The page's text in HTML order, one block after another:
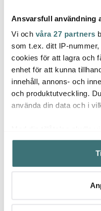
Ansvarsfull användning
Vi och våra 27 partners
som t.ex. ditt IP-
cookies för att lagra och
enhet för att kunna
innehåll, annons- och
och produktutveckling.
använda din data och i
Samla in information
kan ha en
Identifiera din enhet
Ta reda på mer om hur
Villeroy & Boch
Mariefleur Basic djup
tallrik 23 cm
163 kr 335 kr
Låt dig